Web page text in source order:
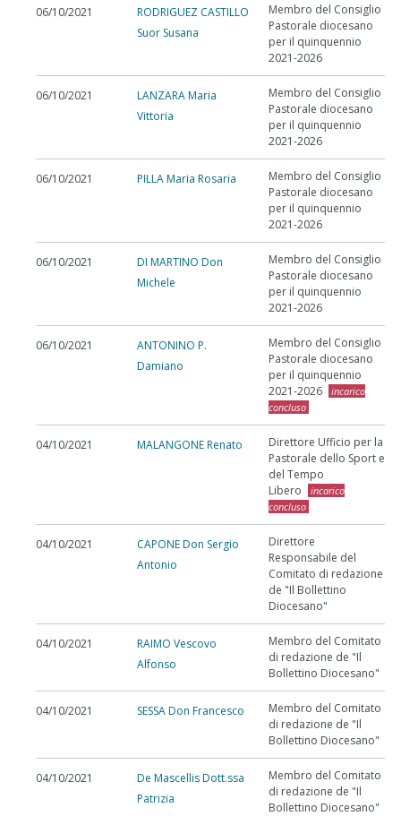
06/10/2021
RODRIGUEZ CASTILLO
Suor Susana
Membro del Consiglio
Pastorale diocesano
per il quinquennio
2021-2026
06/10/2021
LANZARA Maria
Vittoria
Membro del Consiglio
Pastorale diocesano
per il quinquennio
2021-2026
06/10/2021 PILLA Maria Rosaria
Membro del Consiglio
Pastorale diocesano
per il quinquennio
2021-2026
06/10/2021
DI MARTINO Don
Michele
Membro del Consiglio
Pastorale diocesano
per il quinquennio
2021-2026
06/10/2021
ANTONINO P.
Damiano
Membro del Consiglio
Pastorale diocesano
per il quinquennio
2021-2026
incarico
concluso
04/10/2021 MALANGONE Renato
Direttore Ufficio per la
Pastorale dello Sport e
del Tempo
Libero
incarico
concluso
04/10/2021
CAPONE Don Sergio
Antonio
Direttore
Responsabile del
Comitato di redazione
de "Il Bollettino
Diocesano"
04/10/2021
RAIMO Vescovo
Alfonso
Membro del Comitato
di redazione de "Il
Bollettino Diocesano"
04/10/2021 SESSA Don Francesco
Membro del Comitato
di redazione de "Il
Bollettino Diocesano"
04/10/2021
De Mascellis Dott.ssa
Patrizia
Membro del Comitato
di redazione de "Il
Bollettino Diocesano"